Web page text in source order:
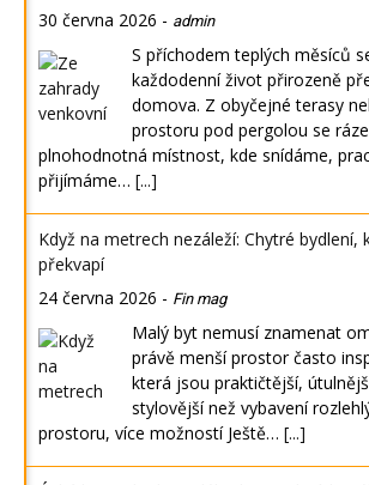
30 června 2026 - admin
S příchodem teplých měsíců
každodenní život přirozeně
domova. Z obyčejné terasy
prostoru pod pergolou se
plnohodnotná místnost, kde snídáme,
přijímáme… [...]
Když na metrech nezáleží: Chytré bydlení,
překvapí
24 června 2026 - Fin mag
Malý byt nemusí znamenat
právě menší prostor často
která jsou praktičtější,
stylovější než vybavení
prostoru, více možností Ještě… [...]